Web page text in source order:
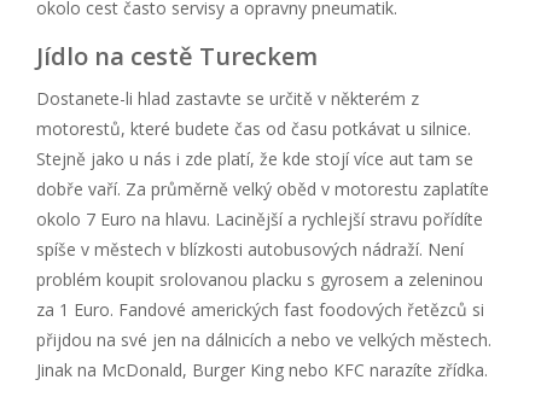
okolo cest často servisy a opravny pneumatik.
Jídlo na cestě Tureckem
Dostanete-li hlad zastavte se určitě v některém z
motorestů, které budete čas od času potkávat u silnice.
Stejně jako u nás i zde platí, že kde stojí více aut tam se
dobře vaří. Za průměrně velký oběd v motorestu zaplatíte
okolo 7 Euro na hlavu. Lacinější a rychlejší stravu pořídíte
spíše v městech v blízkosti autobusových nádraží. Není
problém koupit srolovanou placku s gyrosem a zeleninou
za 1 Euro. Fandové amerických fast foodových řetězců si
přijdou na své jen na dálnicích a nebo ve velkých městech.
Jinak na McDonald, Burger King nebo KFC narazíte zřídka.